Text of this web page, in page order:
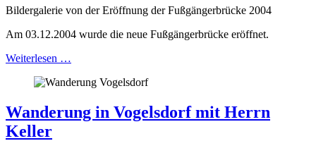
Bildergalerie von der Eröffnung der Fußgängerbrücke 2004
Am 03.12.2004 wurde die neue Fußgängerbrücke eröffnet.
Weiterlesen …
Wanderung in Vogelsdorf mit Herrn
Keller